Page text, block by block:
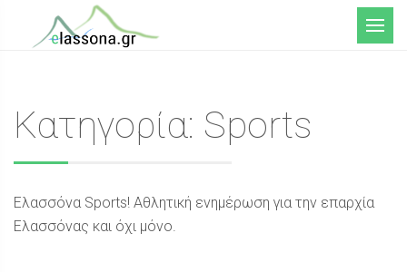
Μενού
Κατηγορία: Sports
Ελασσόνα Sports! Αθλητική ενημέρωση για την επαρχία
Ελασσόνας και όχι μόνο.